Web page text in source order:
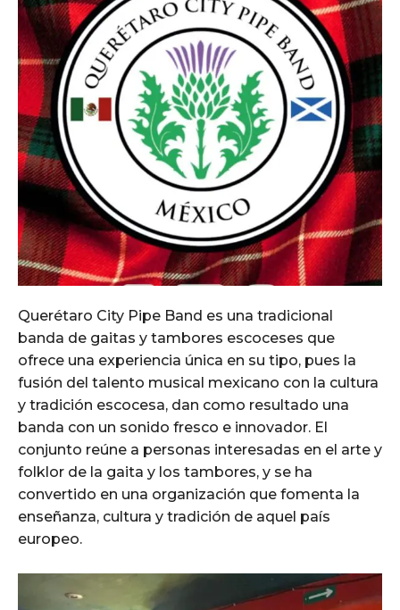
Querétaro City Pipe Band es una tradicional
banda de gaitas y tambores escoceses que
ofrece una experiencia única en su tipo, pues la
fusión del talento musical mexicano con la cultura
y tradición escocesa, dan como resultado una
banda con un sonido fresco e innovador. El
conjunto reúne a personas interesadas en el arte y
folklor de la gaita y los tambores, y se ha
convertido en una organización que fomenta la
enseñanza, cultura y tradición de aquel país
europeo.